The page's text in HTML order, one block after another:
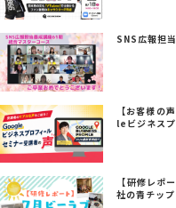
SNS広報担
【お客様の
leビジネス
【研修レポ
社の青チップ